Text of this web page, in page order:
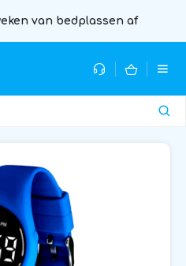
van bedplassen af